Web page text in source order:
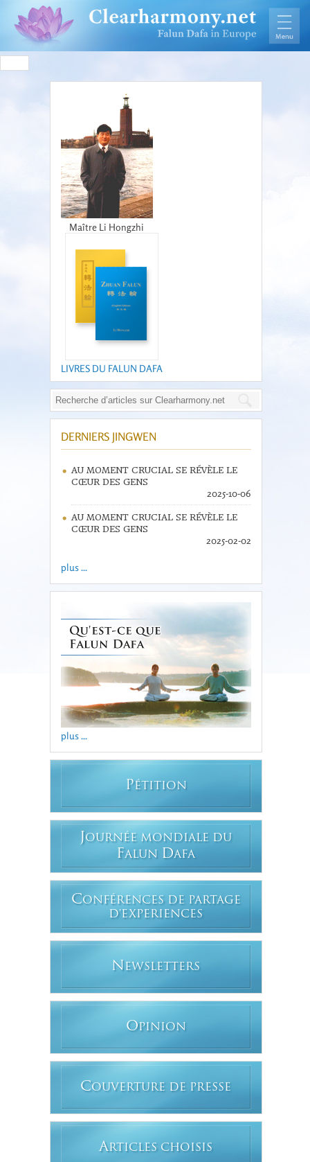
Maître Li Hongzhi
LIVRES DU FALUN DAFA
DERNIERS JINGWEN
AU MOMENT CRUCIAL SE RÉVÈLE LE
CŒUR DES GENS
2025-10-06
AU MOMENT CRUCIAL SE RÉVÈLE LE
CŒUR DES GENS
2025-02-02
plus ...
plus ...
PÉTITION
JOURNÉE MONDIALE DU
FALUN DAFA
CONFÉRENCES DE PARTAGE
D'EXPERIENCES
N EWSLETTERS
OPINION
COUVERTURE DE PRESSE
ARTICLES CHOISIS